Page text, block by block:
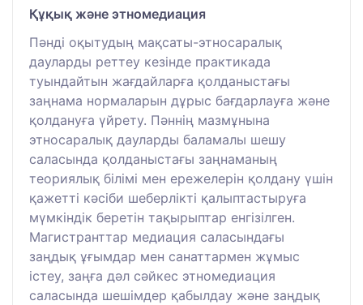
Құқық және этномедиация
Пәнді оқытудың мақсаты-этносаралық
дауларды реттеу кезінде практикада
туындайтын жағдайларға қолданыстағы
заңнама нормаларын дұрыс бағдарлауға және
қолдануға үйрету. Пәннің мазмұнына
этносаралық дауларды баламалы шешу
саласында қолданыстағы заңнаманың
теориялық білімі мен ережелерін қолдану үшін
қажетті кәсіби шеберлікті қалыптастыруға
мүмкіндік беретін тақырыптар енгізілген.
Магистранттар медиация саласындағы
заңдық ұғымдар мен санаттармен жұмыс
істеу, заңға дәл сәйкес этномедиация
саласында шешімдер қабылдау және заңдық